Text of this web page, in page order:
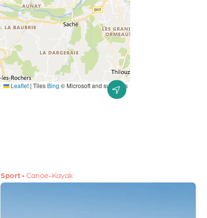
Leaflet | Tiles Bing © Microsoft and suppliers
Sport • Canoé-Kayak